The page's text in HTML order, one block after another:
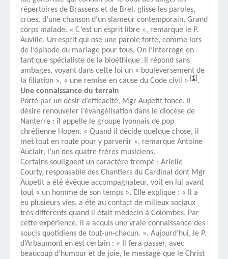
répertoires de Brassens et de Brel, glisse les paroles,
crues, d’une chanson d’un slameur contemporain, Grand
corps malade. « C’est un esprit libre », remarque le P.
Auville. Un esprit qui ose une parole forte, comme lors
de l’épisode du mariage pour tous. On l’interroge en
tant que spécialiste de la bioéthique. Il répond sans
ambages, voyant dans cette loi un « bouleversement de
la filiation », « une remise en cause du Code civil »
1 .
Une connaissance du terrain
Porté par un désir d’efficacité, Mgr Aupetit fonce. Il
désire renouveler l’évangélisation dans le diocèse de
Nanterre : il appelle le groupe lyonnais de pop
chrétienne Hopen. « Quand il décide quelque chose, il
met tout en route pour y parvenir », remarque Antoine
Auclair, l’un des quatre frères musiciens.
Certains soulignent un caractère trempé ; Arielle
Courty, responsable des Chantiers du Cardinal dont Mgr
Aupetit a été évêque accompagnateur, voit en lui avant
tout « un homme de son temps ». Elle explique : « Il a
eu plusieurs vies, a été au contact de milieux sociaux
très différents quand il était médecin à Colombes. Par
cette expérience, il a acquis une vraie connaissance des
soucis quotidiens de tout-un-chacun. ». Aujourd’hui, le P.
d’Arbaumont en est certain : « Il fera passer, avec
beaucoup d’humour et de joie, le message que le Christ